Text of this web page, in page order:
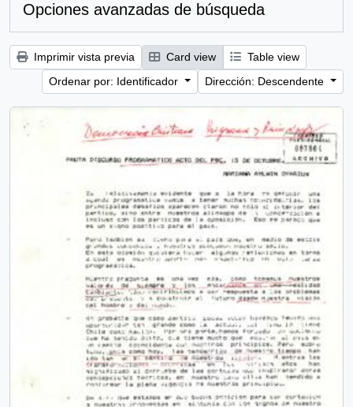
Opciones avanzadas de búsqueda
Imprimir vista previa Card view
Table view
Ordenar por: Identificador
Dirección: Descendente